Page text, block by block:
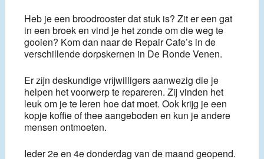
Heb je een broodrooster dat stuk is? Zit er een gat
in een broek en vind je het zonde om die weg te
gooien? Kom dan naar de Repair Cafe’s in de
verschillende dorpskernen in De Ronde Venen.
Er zijn deskundige vrijwilligers aanwezig die je
helpen het voorwerp te repareren. Zij vinden het
leuk om je te leren hoe dat moet. Ook krijg je een
kopje koffie of thee aangeboden en kun je andere
mensen ontmoeten.
Ieder 2e en 4e donderdag van de maand geopend.